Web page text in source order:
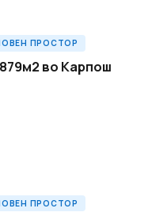
ПРОСТОР
во Карпош
ПРОСТОР